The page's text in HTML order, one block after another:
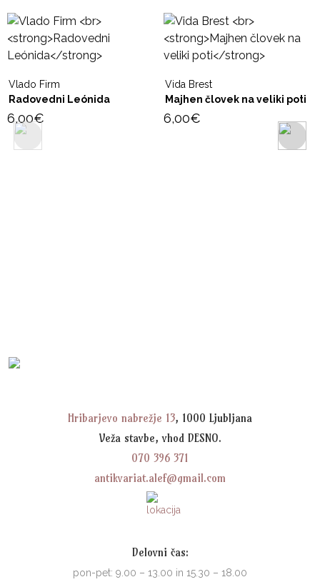
Vlado Firm
Radovedni Leónida
6,00€
Vida Brest
Majhen človek na veliki poti
6,00€
Hribarjevo nabrežje 13, 1000 Ljubljana
Veža stavbe, vhod DESNO.
070 396 371
antikvariat.alef@gmail.com
Delovni čas:
pon-pet: 9.00 – 13.00 in 15.30 – 18.00